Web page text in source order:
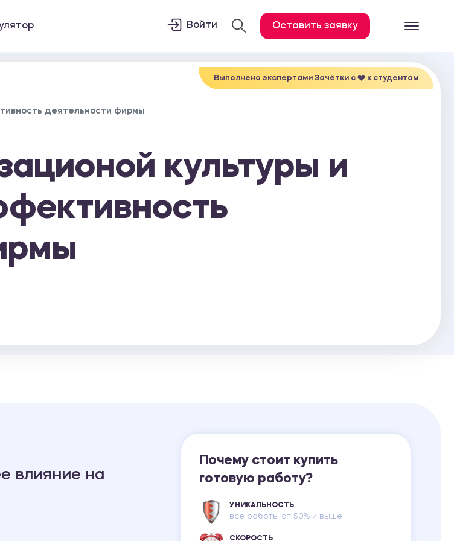
Все услуги
Лабораторная работа
Войти Оставить заявку
Выполнено экспертами Зачётки c ❤️ к студентам
деятельности фирмы
культуры и
влияние на
Почему стоит купить
готовую работу?
УНИКАЛЬНОСТЬ
все работы от 50% и выше
СКОРОСТЬ